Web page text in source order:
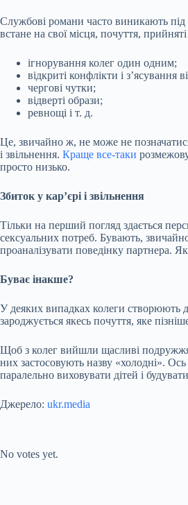
Службові романи часто виникають під
встане на свої місця, почуття,
ігнорування колег один одним;
відкриті конфлікти і з’ясування
чергові чутки;
відверті образи;
ревнощі і т. д.
Це, звичайно ж, не може не
і звільнення. Краще все-таки
просто низько.
Збиток у кар’єрі і звільнення
Тільки на перший погляд здається
сексуальних потреб. Бувають,
проаналізувати поведінку партнера.
Буває інакше?
У деяких випадках колеги створюють
зароджується якесь почуття, яке
Щоб з колег вийшли щасливі
них застосовують назву «холодні».
паралельно виховувати дітей і
Джерело: ukr.media
No votes yet.